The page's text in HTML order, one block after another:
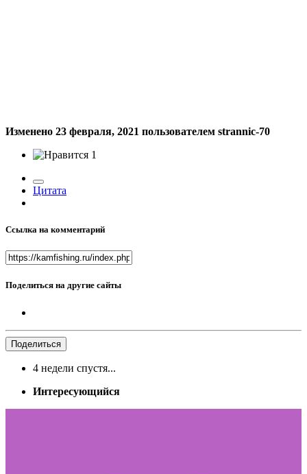
Изменено 23 февраля, 2021 пользователем strannic-70
1
Цитата
Ссылка на комментарий
Поделиться на другие сайты
Поделиться
4 недели спустя...
Интересующийся